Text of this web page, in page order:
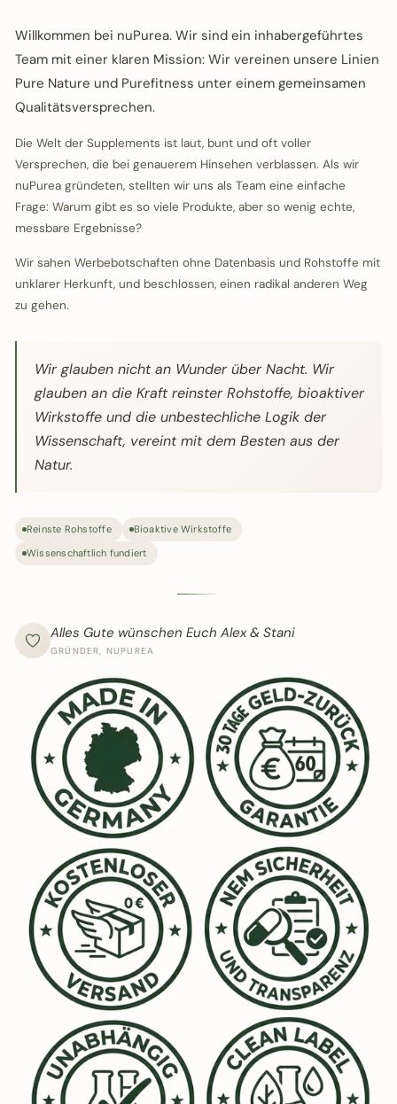
Willkommen bei nuPurea. Wir sind ein inhabergeführtes
Team mit einer klaren Mission: Wir vereinen unsere Linien
Pure Nature und Purefitness unter einem gemeinsamen
Qualitätsversprechen.
Die Welt der Supplements ist laut, bunt und oft voller
Versprechen, die bei genauerem Hinsehen verblassen. Als wir
nuPurea gründeten, stellten wir uns als Team eine einfache
Frage: Warum gibt es so viele Produkte, aber so wenig echte,
messbare Ergebnisse?
Wir sahen Werbebotschaften ohne Datenbasis und Rohstoffe mit
unklarer Herkunft, und beschlossen, einen radikal anderen Weg
zu gehen.
Wir glauben nicht an Wunder über Nacht. Wir
glauben an die Kraft reinster Rohstoffe, bioaktiver
Wirkstoffe und die unbestechliche Logik der
Wissenschaft, vereint mit dem Besten aus der
Natur.
Reinste Rohstoffe
Bioaktive Wirkstoffe
Wissenschaftlich fundiert
Alles Gute wünschen Euch Alex & Stani
GRÜNDER, NUPUREA